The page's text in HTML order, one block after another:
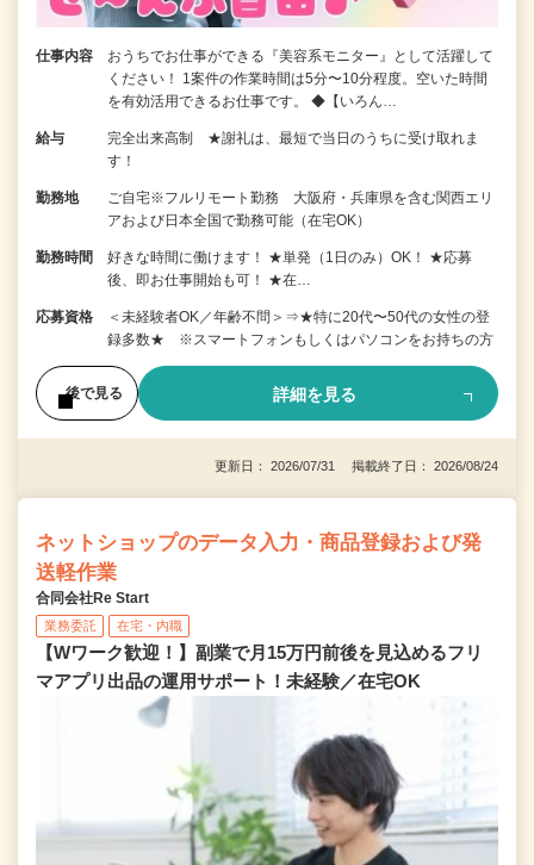
仕事内容
おうちでお仕事ができる『美容系モニター』として活躍して
ください！ 1案件の作業時間は5分〜10分程度。空いた時間
を有効活用できるお仕事です。 ◆【いろん…
給与
完全出来高制 ★謝礼は、最短で当日のうちに受け取れま
す！
勤務地
ご自宅※フルリモート勤務 大阪府・兵庫県を含む関西エリ
アおよび日本全国で勤務可能（在宅OK）
勤務時間
好きな時間に働けます！ ★単発（1日のみ）OK！ ★応募
後、即お仕事開始も可！ ★在…
応募資格
＜未経験者OK／年齢不問＞⇒★特に20代〜50代の女性の登
録多数★ ※スマートフォンもしくはパソコンをお持ちの方
後で見る 詳細を見る
更新日： 2026/07/31 掲載終了日： 2026/08/24
ネットショップのデータ入力・商品登録および発
送軽作業
合同会社Re Start
業務委託 在宅・内職
【Wワーク歓迎！】副業で月15万円前後を見込めるフリ
マアプリ出品の運用サポート！未経験／在宅OK